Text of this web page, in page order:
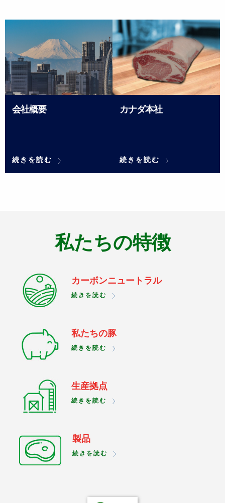
会社概要
続きを読む
会
概
カナダ本社
続きを読む
カ
ダ
私たちの特徴
カーボンニュートラル
続きを読む
私たちの豚
続きを読む
生産拠点
続きを読む
製品
続きを読む